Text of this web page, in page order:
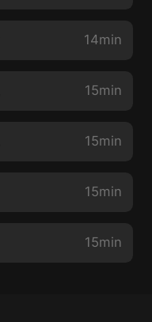
14min
15min
15min
15min
15min